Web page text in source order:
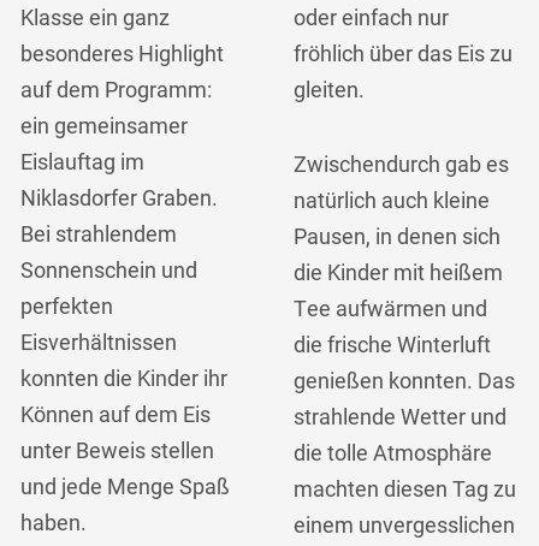
Klasse ein ganz
besonderes Highlight
auf dem Programm:
ein gemeinsamer
Eislauftag im
Niklasdorfer Graben.
Bei strahlendem
Sonnenschein und
perfekten
Eisverhältnissen
konnten die Kinder ihr
Können auf dem Eis
unter Beweis stellen
und jede Menge Spaß
haben.
oder einfach nur
fröhlich über das Eis zu
gleiten.
Zwischendurch gab es
natürlich auch kleine
Pausen, in denen sich
die Kinder mit heißem
Tee aufwärmen und
die frische Winterluft
genießen konnten. Das
strahlende Wetter und
die tolle Atmosphäre
machten diesen Tag zu
einem unvergesslichen